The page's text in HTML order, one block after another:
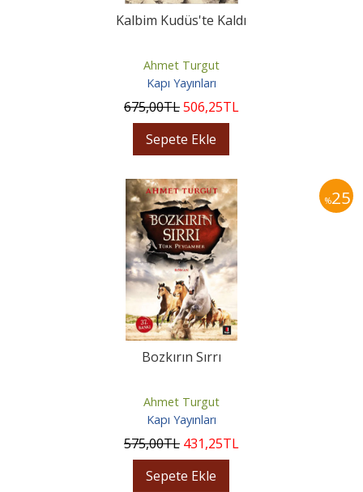
Kalbim Kudüs'te Kaldı
Ahmet Turgut
Kapı Yayınları
675,00TL506,25TL
Sepete Ekle
%25
Bozkırın Sırrı
Ahmet Turgut
Kapı Yayınları
575,00TL 431,25TL
Sepete Ekle